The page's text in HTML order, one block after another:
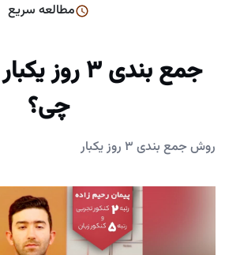
مطالعه سریع
جمع بندی ۳
چی؟
روش جمع بندی ۳ روز یکبار